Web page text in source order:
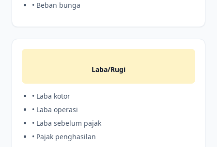
• Beban bunga
Laba/Rugi
• Laba kotor
• Laba operasi
• Laba sebelum pajak
• Pajak penghasilan